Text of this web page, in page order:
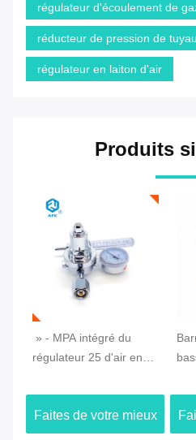
régulateur d'écoulement de
réducteur de pression de
régulateur en laiton d'air
Produits
» - MPA intégré du
régulateur 25 d'air en
avec une certification de
la CE de mesure
Faites de votre mieux